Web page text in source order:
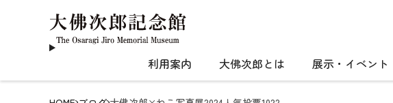
利用案内 大佛次郎とは 展示・イベント